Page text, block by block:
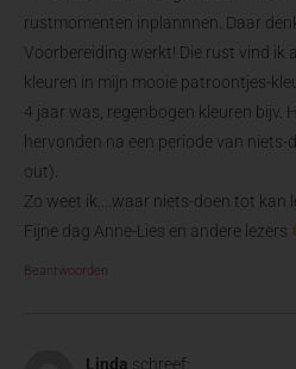
rustmomenten inplannnen. Daar
Voorbereiding werkt! Die rust vind ik
kleuren in mijn mooie patroontjes-
4 jaar was, regenbogen kleuren bijv.
hervonden na een periode van
out).
Zo weet ik….waar niets-doen tot kan
Fijne dag Anne-Lies en andere lezers
Beantwoorden
Linda schreef: